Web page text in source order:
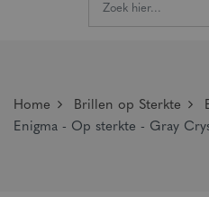
Home Brillen op Sterkte
Enigma - Op sterkte - Gray